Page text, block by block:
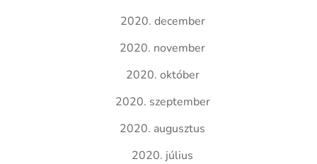
2020. december
2020. november
2020. október
2020. szeptember
2020. augusztus
2020. július